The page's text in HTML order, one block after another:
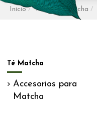
Inicio Tés Té Matcha
Té Matcha
Accesorios para
Matcha